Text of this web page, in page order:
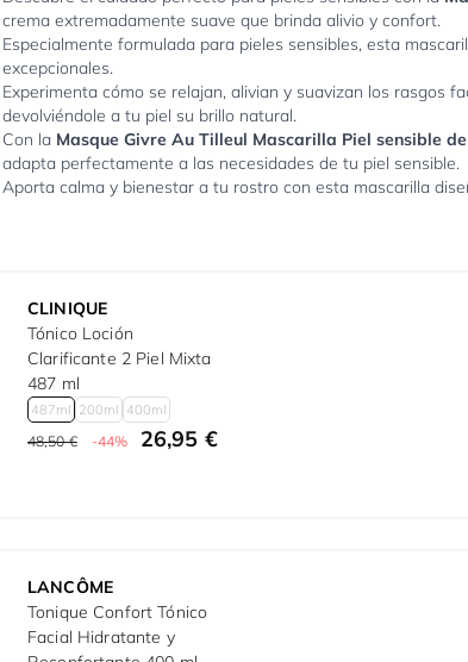
crema extremadamente suave que brinda alivio y confort.
Especialmente formulada para pieles sensibles, esta
excepcionales.
Experimenta cómo se relajan, alivian y suavizan los rasgos
devolviéndole a tu piel su brillo natural.
Con la Masque Givre Au Tilleul Mascarilla Piel sensible de
adapta perfectamente a las necesidades de tu piel sensible.
Aporta calma y bienestar a tu rostro con esta mascarilla
CLINIQUE
Tónico Loción
Clarificante 2 Piel Mixta
487 ml
487ml 200ml 400ml
48,50 € -44% 26,95 €
LANCÔME
Tonique Confort Tónico
Facial Hidratante y